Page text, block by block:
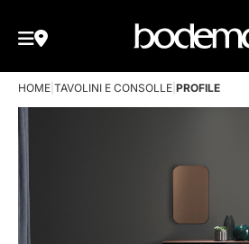
HOME TAVOLINI E CONSOLLE PROFILE